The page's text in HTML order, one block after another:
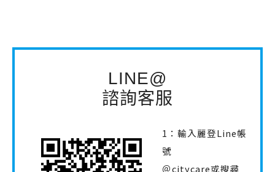
LINE@
諮詢客服
1：輸入麗登Line帳
號
＠citycare或搜尋